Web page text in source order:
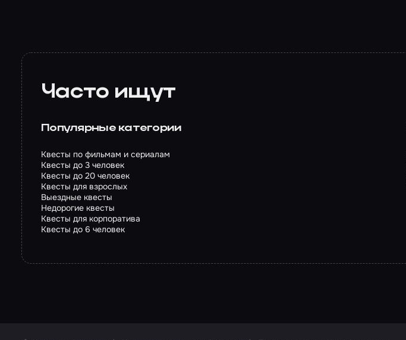
Часто ищут
Популярные категории
Квесты по фильмам и сериалам
Квесты до 3 человек
Квесты до 20 человек
Квесты для взрослых
Выездные квесты
Недорогие квесты
Квесты для корпоратива
Квесты до 6 человек